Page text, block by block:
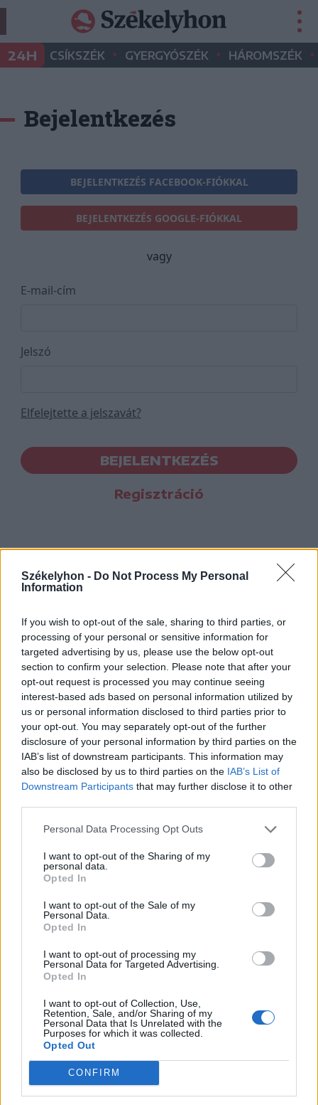
Székelyhon - Do Not Process My Personal
Information
If you wish to opt-out of the sale, sharing to third parties, or
processing of your personal or sensitive information for
targeted advertising by us, please use the below opt-out
section to confirm your selection. Please note that after your
opt-out request is processed you may continue seeing
interest-based ads based on personal information utilized by
us or personal information disclosed to third parties prior to
your opt-out. You may separately opt-out of the further
disclosure of your personal information by third parties on the
IAB’s list of downstream participants. This information may
also be disclosed by us to third parties on the IAB’s List of
Downstream Participants that may further disclose it to other
Personal Data Processing Opt Outs
I want to opt-out of the Sharing of my
personal data.
Opted In
I want to opt-out of the Sale of my
Personal Data.
Opted In
I want to opt-out of processing my
Personal Data for Targeted Advertising.
Opted In
I want to opt-out of Collection, Use,
Retention, Sale, and/or Sharing of my
Personal Data that Is Unrelated with the
Purposes for which it was collected.
Opted Out
CONFIRM
24H CSÍKSZÉK • GYERGYÓSZÉK • HÁROMSZÉK •
Bejelentkezés
BEJELENTKEZÉS FACEBOOK-FIÓKKAL
BEJELENTKEZÉS GOOGLE-FIÓKKAL
vagy
E-mail-cím
Jelszó
Elfelejtette a jelszavát?
BEJELENTKEZÉS
Regisztráció
Hasznos
Impresszum
Szerzői jogok
Adatvédelmi tájékoztató
Cookie-kezelési tájékoztató
Hozzászólási szabályzat
Nyomtatott lapjaink archívuma
Székely Hírmondó archívuma
Sütibeállítások
Médiatér
Liget
Krónika
Bihari Napló
Erdélyi Napló
Főtér